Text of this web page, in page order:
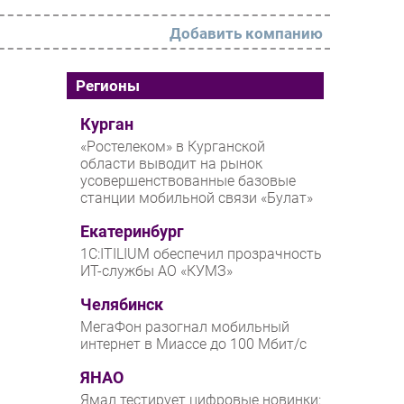
РАЗДЕЛЫ
Новости
Аналитика
Интервью
Проекты
IT класс
Тестовый стенд
Каталог компаний
Добавить компанию
Регионы
Курган
«Ростелеком» в Курганской
области выводит на рынок
усовершенствованные базовые
станции мобильной связи «Булат»
Екатеринбург
1С:ITILIUM обеспечил прозрачность
ИТ-службы АО «КУМЗ»
Челябинск
МегаФон разогнал мобильный
интернет в Миассе до 100 Мбит/с
ЯНАО
Ямал тестирует цифровые новинки: